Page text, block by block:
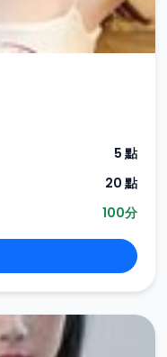
5 點
20 點
100分